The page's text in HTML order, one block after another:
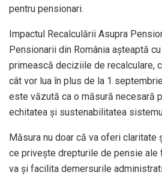
pentru pensionari.
Impactul Recalculării Asupra
Pensionarii din România așteaptă
primească deciziile de recalculare,
cât vor lua în plus de la 1
este văzută ca o măsură necesară
echitatea și sustenabilitatea
Măsura nu doar că va oferi claritate
ce privește drepturile de pensie ale
va și facilita demersurile